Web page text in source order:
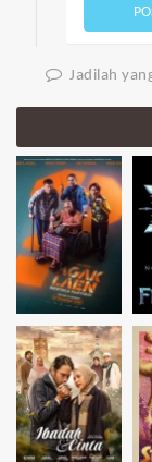
Jadilah